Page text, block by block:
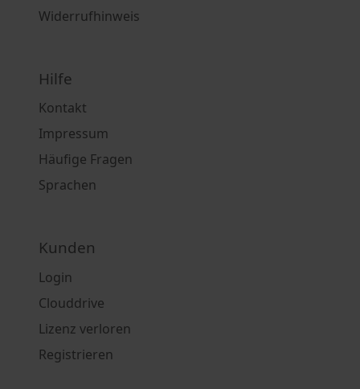
Widerrufhinweis
Hilfe
Kontakt
Impressum
Häufige Fragen
Sprachen
Kunden
Login
Clouddrive
Lizenz verloren
Registrieren